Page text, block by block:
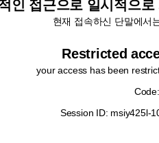
인 접근으로 일시적으
현재 접속하신 단말에서
Restricted
your access has been
Session ID: msiy425l-